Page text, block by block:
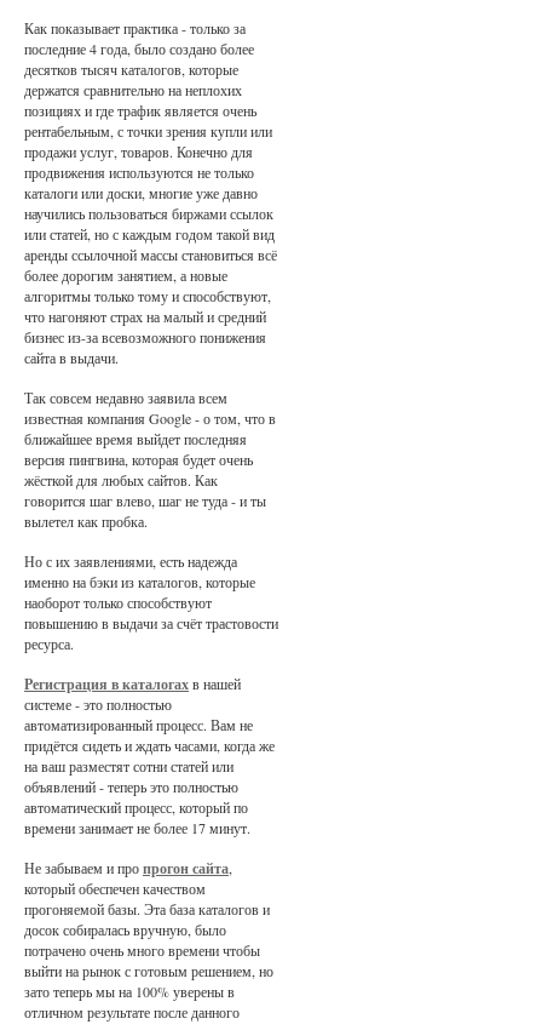
Как показывает практика - только за
последние 4 года, было создано более
десятков тысяч каталогов, которые
держатся сравнительно на неплохих
позициях и где трафик является очень
рентабельным, с точки зрения купли или
продажи услуг, товаров. Конечно для
продвижения используются не только
каталоги или доски, многие уже давно
научились пользоваться биржами ссылок
или статей, но с каждым годом такой вид
аренды ссылочной массы становиться всё
более дорогим занятием, а новые
алгоритмы только тому и способствуют,
что нагоняют страх на малый и средний
бизнес из-за всевозможного понижения
сайта в выдачи.
Так совсем недавно заявила всем
известная компания Google - о том, что в
ближайшее время выйдет последняя
версия пингвина, которая будет очень
жёсткой для любых сайтов. Как
говорится шаг влево, шаг не туда - и ты
вылетел как пробка.
Но с их заявлениями, есть надежда
именно на бэки из каталогов, которые
наоборот только способствуют
повышению в выдачи за счёт трастовости
ресурса.
Регистрация в каталогахв нашей
системе - это полностью
автоматизированный процесс. Вам не
придётся сидеть и ждать часами, когда же
на ваш разместят сотни статей или
объявлений - теперь это полностью
автоматический процесс, который по
времени занимает не более 17 минут.
Не забываем и пропрогон сайта,
который обеспечен качеством
прогоняемой базы. Эта база каталогов и
досок собиралась вручную, было
потрачено очень много времени чтобы
выйти на рынок с готовым решением, но
зато теперь мы на 100% уверены в
отличном результате после данного